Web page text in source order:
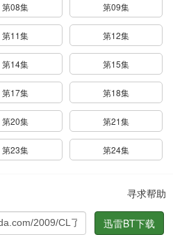
第08集 第09集
第11集 第12集
第14集 第15集
第17集 第18集
第20集 第21集
第23集 第24集
寻求帮助
迅雷BT下载